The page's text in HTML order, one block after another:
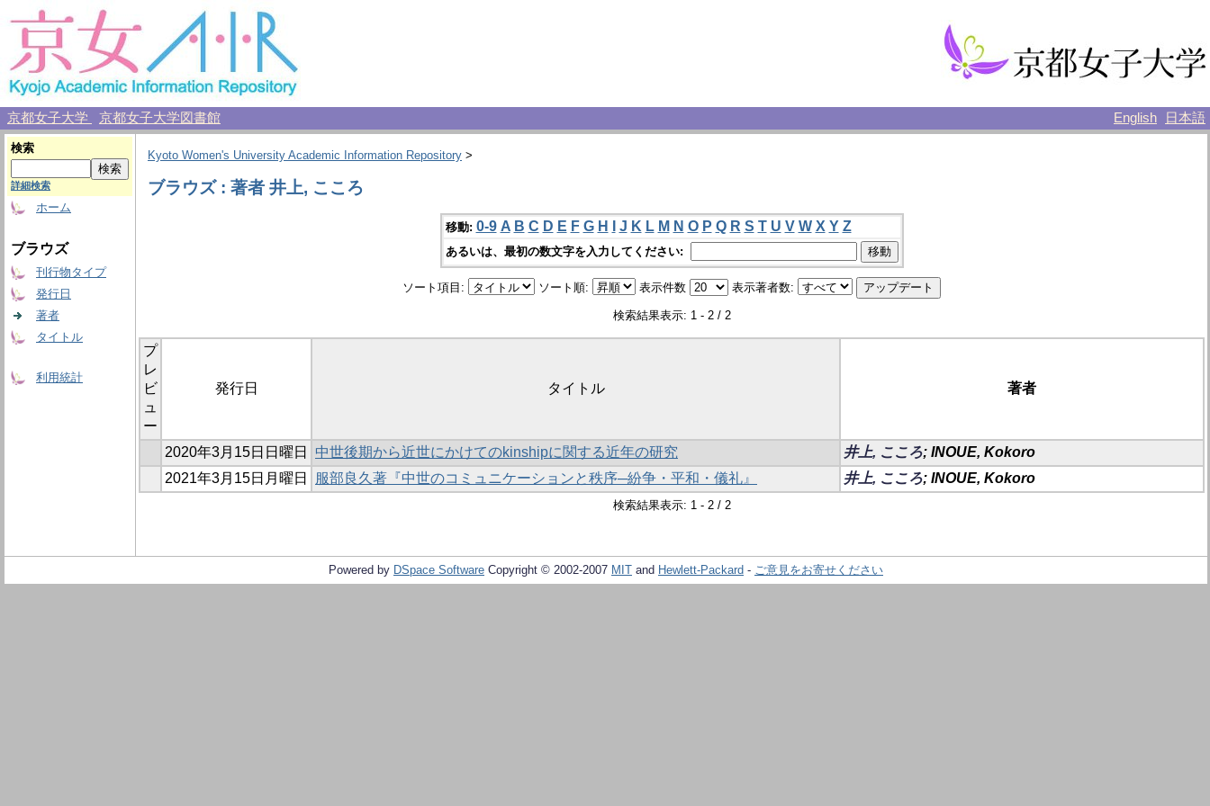
京都女子大学 京都女子大学図書館 English 日本語
検索
詳細検索
ホーム
ブラウズ
刊行物タイプ
発行日
著者
タイトル
利用統計
Kyoto Women's University Academic Information Repository >
ブラウズ : 著者 井上, こころ
移動: 0-9 A B C D E F G H J K L M N O P Q R S T U V W X Y Z
あるいは、最初の数文字を入力してください:
ソート項目: ソート順: 表示件数 表示著者数:
検索結果表示: 1 - 2 / 2
プ
レ
ビ
ュ
ー
発行日 タイトル 著者
2020年3月15日日曜日 中世後期から近世にかけてのkinshipに関する近年の研究 井上, こころ; INOUE, Kokoro
2021年3月15日月曜日
服部良久著『中世のコミュニケーションと秩序─紛争・平和・儀礼』 井上, こころ; INOUE, Kokoro
検索結果表示: 1 - 2 / 2
Powered by DSpace Software Copyright © 2002-2007 MIT and Hewlett-Packard - ご意見をお寄せください